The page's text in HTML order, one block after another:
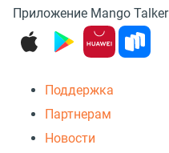
Приложение Mango Talker
Поддержка
Партнерам
Новости